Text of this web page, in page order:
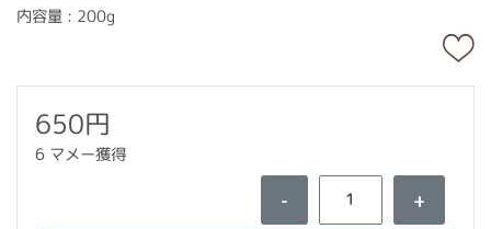
内容量 : 200g
650円
6 マメー獲得
- +